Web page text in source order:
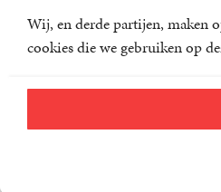
Wij, en derde partijen, maken
cookies die we gebruiken op